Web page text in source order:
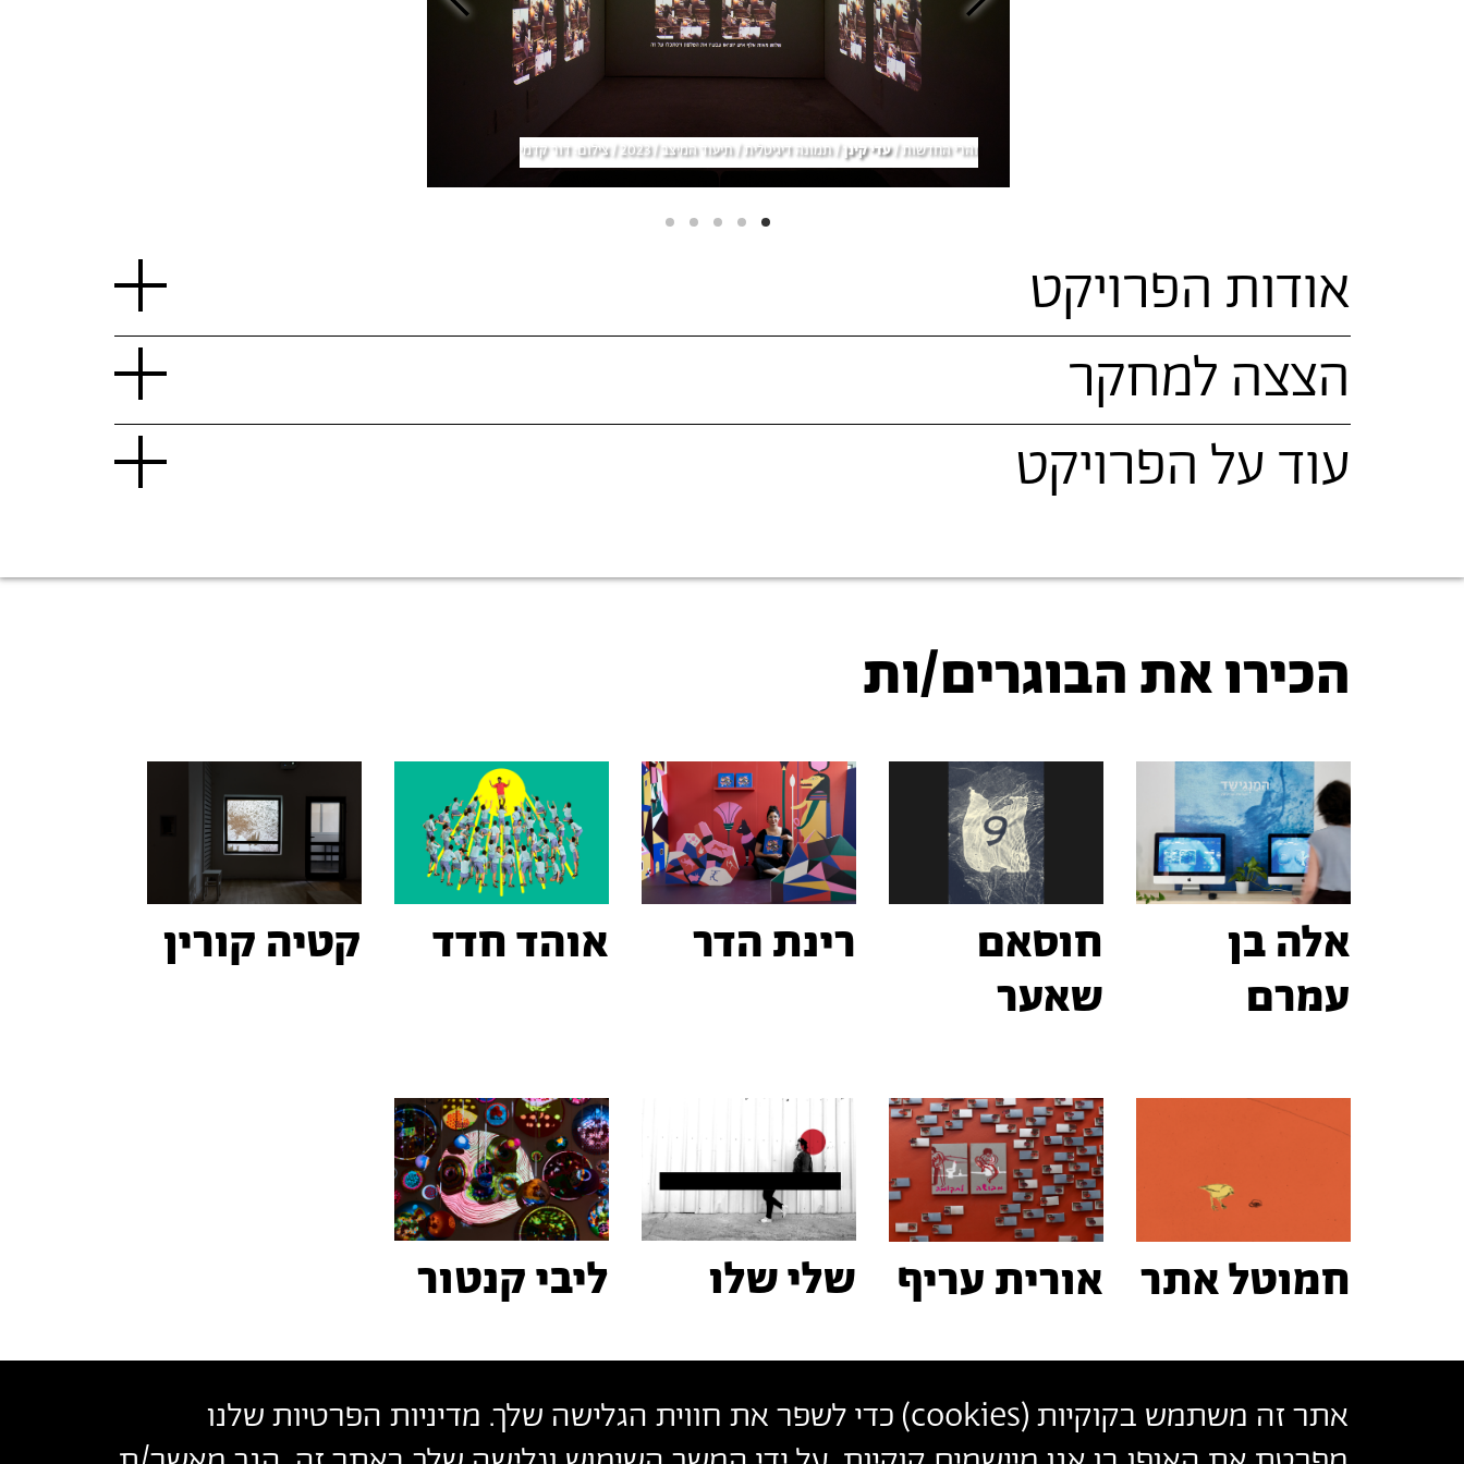
אתר זה משתמש בקוקיות (cookies) כדי לשפר את חווית הגלישה שלך. מדיניות הפרטיות שלנו
והרי החדשות /עדי קינן / תמונה דיגיטלית / תיעוד המיצב / 2023 / צילום: דור קדמי
אודות הפרויקט
הצצה למחקר
עוד על הפרויקט
הכירו את הבוגרים/ות
אלה בן
עמרם
חוסאם
שאער
רינת הדר אוהד חדד קטיה קורין
חמוטל אתר אורית עריף שלי שלו ליבי קנטור
בצלאל אקדמיה לאמנות ועיצוב ירושלים
פרטי
צרו קשר
עקבו אחרינו
הצטרפו לניוזלטר שלנו